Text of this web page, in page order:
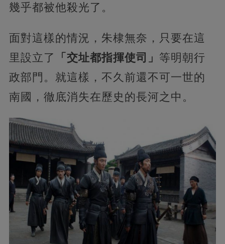
幾乎都被他殺光了。
面對這樣的情況，朱棣無奈，只要在這
里設立了
「交址都指揮使司」 等明朝行
政部門。就這樣，不久前還不可一世的
南國，徹底消失在歷史的長河之中。